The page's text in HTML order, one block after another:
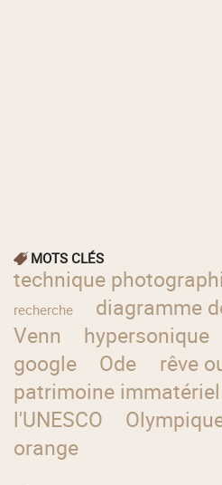
MOTS CLÉS
technique
recherche
diagramme
Venn
hypersonique
google
Ode
rêve
patrimoine
l'UNESCO
orange